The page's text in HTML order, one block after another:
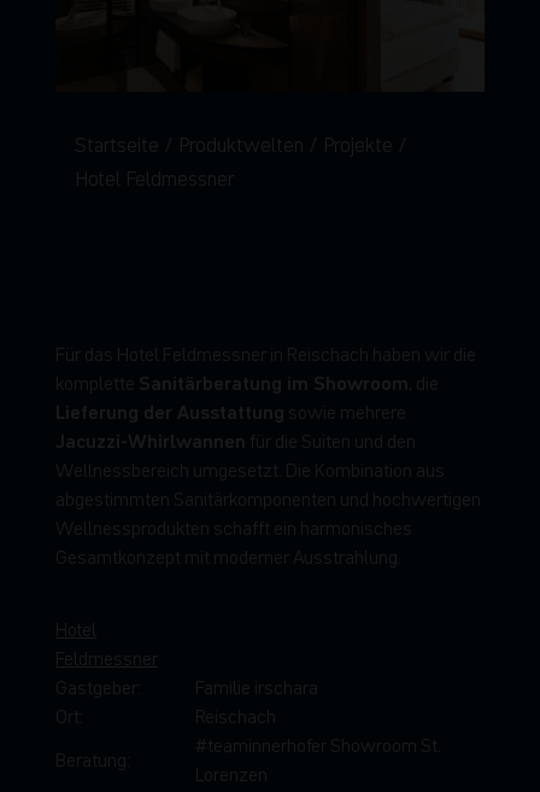
Startseite Produktwelten
Projekte
Hotel Feldmessner
Fü rd as Ho te l Fe ld m e s s n e rin R e is c h ac h h ab e n wird ie
ko m p le tte Sanitärberatung im Showroom, d ie
L ieferung der Ausstattung s o wie m e h re re
Jacuzzi-Whirlwannen fü rd ie S u ite n u n d d e n
W e lln e s s b e re ic h u m g e s e tzt D ie K o m b in atio n au s
ab g e s tim m te n S an itärko m p o n e n te n u n d h o c h we rtig e n
W e lln e s s p ro d u kte n s c h afft e in h arm o n is c h e s
G e s am tko n ze p t m it m o d e rn e rAu s s trah lu n g
Hotel
Feldmessner
Gastgeber:
Familie irschara
Ort:
Reischach
Beratung:
#teaminnerhofer Showroom St.
Lorenzen